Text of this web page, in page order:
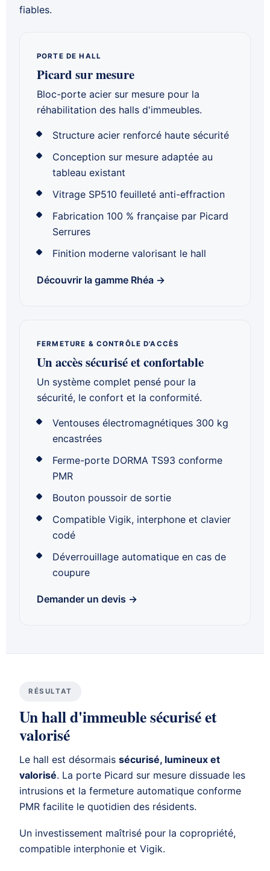
fiables.
PORTE DE HALL
Picard sur mesure
Bloc-porte acier sur mesure pour la
réhabilitation des halls d'immeubles.
Structure acier renforcé haute sécurité
Conception sur mesure adaptée au
tableau existant
Vitrage SP510 feuilleté anti-effraction
Fabrication 100 % française par Picard
Serrures
Finition moderne valorisant le hall
Découvrir la gamme Rhéa →
FERMETURE & CONTRÔLE D'ACCÈS
Un accès sécurisé et confortable
Un système complet pensé pour la
sécurité, le confort et la conformité.
Ventouses électromagnétiques 300 kg
encastrées
Ferme-porte DORMA TS93 conforme
PMR
Bouton poussoir de sortie
Compatible Vigik, interphone et clavier
codé
Déverrouillage automatique en cas de
coupure
Demander un devis →
RÉSULTAT
Un hall d'immeuble sécurisé et
valorisé
Le hall est désormais sécurisé, lumineux et
valorisé. La porte Picard sur mesure dissuade les
intrusions et la fermeture automatique conforme
PMR facilite le quotidien des résidents.
Un investissement maîtrisé pour la copropriété,
compatible interphonie et Vigik.